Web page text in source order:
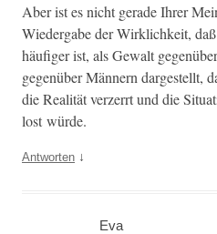
Aber ist es nicht ger­ade Ihrer
Wieder­gabe der Wirk­lichkeit,
häu­figer ist, als Gewalt
gegenüber Män­nern dargestellt,
die Real­ität verz­er­rt und die
lost würde.
Antworten ↓
Eva